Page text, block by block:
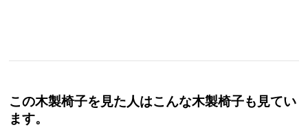
この木製椅子を見た人はこんな木製椅子も見てい
ます。